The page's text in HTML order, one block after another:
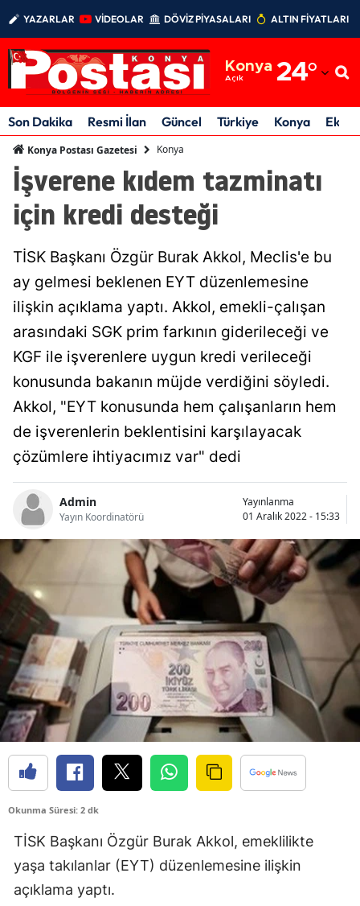
YAZARLAR VİDEOLAR DÖVİZ PİYASALARI ALTIN FİYATLARI
Konya
Açık 24°
Adıyaman
Afyonkarahisar
Amasya
Artvin
Aydın
Bilecik
Bingöl
Bitlis
Burdur
Bursa
Çanakkale
Çankırı
Çorum
Denizli
Diyarbakır
Edirne
Elazığ
Erzurum
Eskişehir
Son Dakika Resmi İlan Güncel Türkiye Konya
Konya Postası Gazetesi Konya
İşverene kıdem tazminatı
için kredi desteği
TİSK Başkanı Özgür Burak Akkol, Meclis'e bu
ay gelmesi beklenen EYT düzenlemesine
ilişkin açıklama yaptı. Akkol, emekli-çalışan
arasındaki SGK prim farkının giderileceği ve
KGF ile işverenlere uygun kredi verileceği
konusunda bakanın müjde verdiğini söyledi.
Akkol, "EYT konusunda hem çalışanların hem
de işverenlerin beklentisini karşılayacak
çözümlere ihtiyacımız var" dedi
Admin
Yayın Koordinatörü
Yayınlanma
01 Aralık 2022 - 15:33
Okunma Süresi: 2 dk
TİSK Başkanı Özgür Burak Akkol, emeklilikte
yaşa takılanlar (EYT) düzenlemesine ilişkin
açıklama yaptı.